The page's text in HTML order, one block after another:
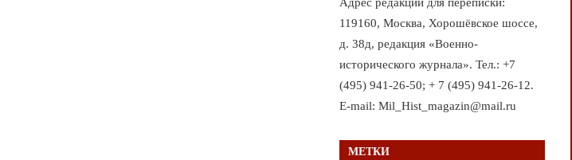
119160, Москва, Хорошёвское шоссе,
д. 38д, редакция «Военно-
исторического журнала». Тел.: +7
(495) 941-26-50; + 7 (495) 941-26-12.
E-mail: Mil_Hist_magazin@mail.ru
МЕТКИ